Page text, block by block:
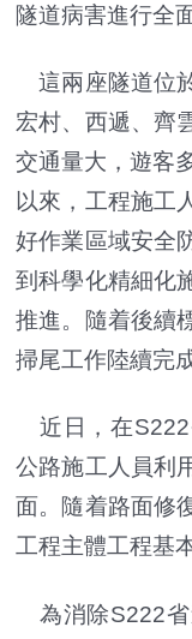
隧道病害進行全
這兩座隧道位
宏村、西遞、齊
交通量大，遊客
以來，工程施工
好作業區域安全
到科學化精細化
推進。隨着後續
掃尾工作陸續完
近日，在S222
公路施工人員利
面。隨着路面修
工程主體工程基
為消除S222省